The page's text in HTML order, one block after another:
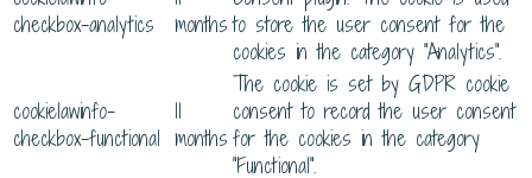
checkbox-analytics
months to store the user consent for the
cookies in the category "Analytics".
cookielawinfo-
checkbox-functional
11
months
The cookie is set by GDPR cookie
consent to record the user consent
for the cookies in the category
"Functional".